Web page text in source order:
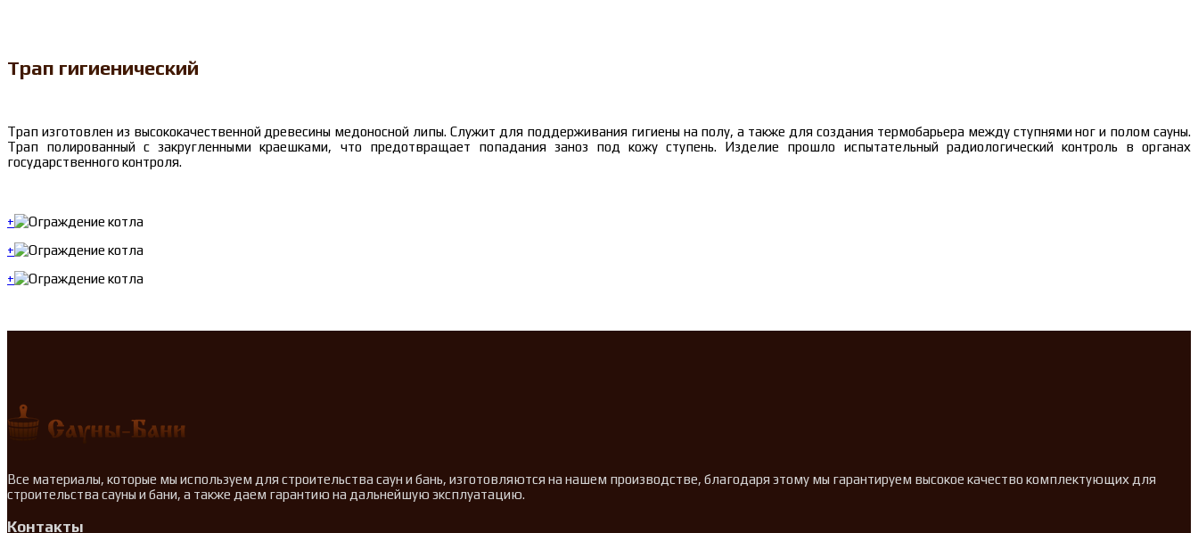
Трап гигиенический
Трап изготовлен из высококачественной древесины медоносной липы. Служит для поддерживания гигиены на полу, а также для создания термобарьера между ступнями ног и полом сауны.
Трап полированный с закругленными краешками, что предотвращает попадания заноз под кожу ступень. Изделие прошло испытательный радиологический контроль в органах
государственного контроля.
+
+
+
Все материалы, которые мы используем для строительства саун и бань, изготовляются на нашем производстве, благодаря этому мы гарантируем высокое качество комплектующих для
строительства сауны и бани, а также даем гарантию на дальнейшую эксплуатацию.
Контакты